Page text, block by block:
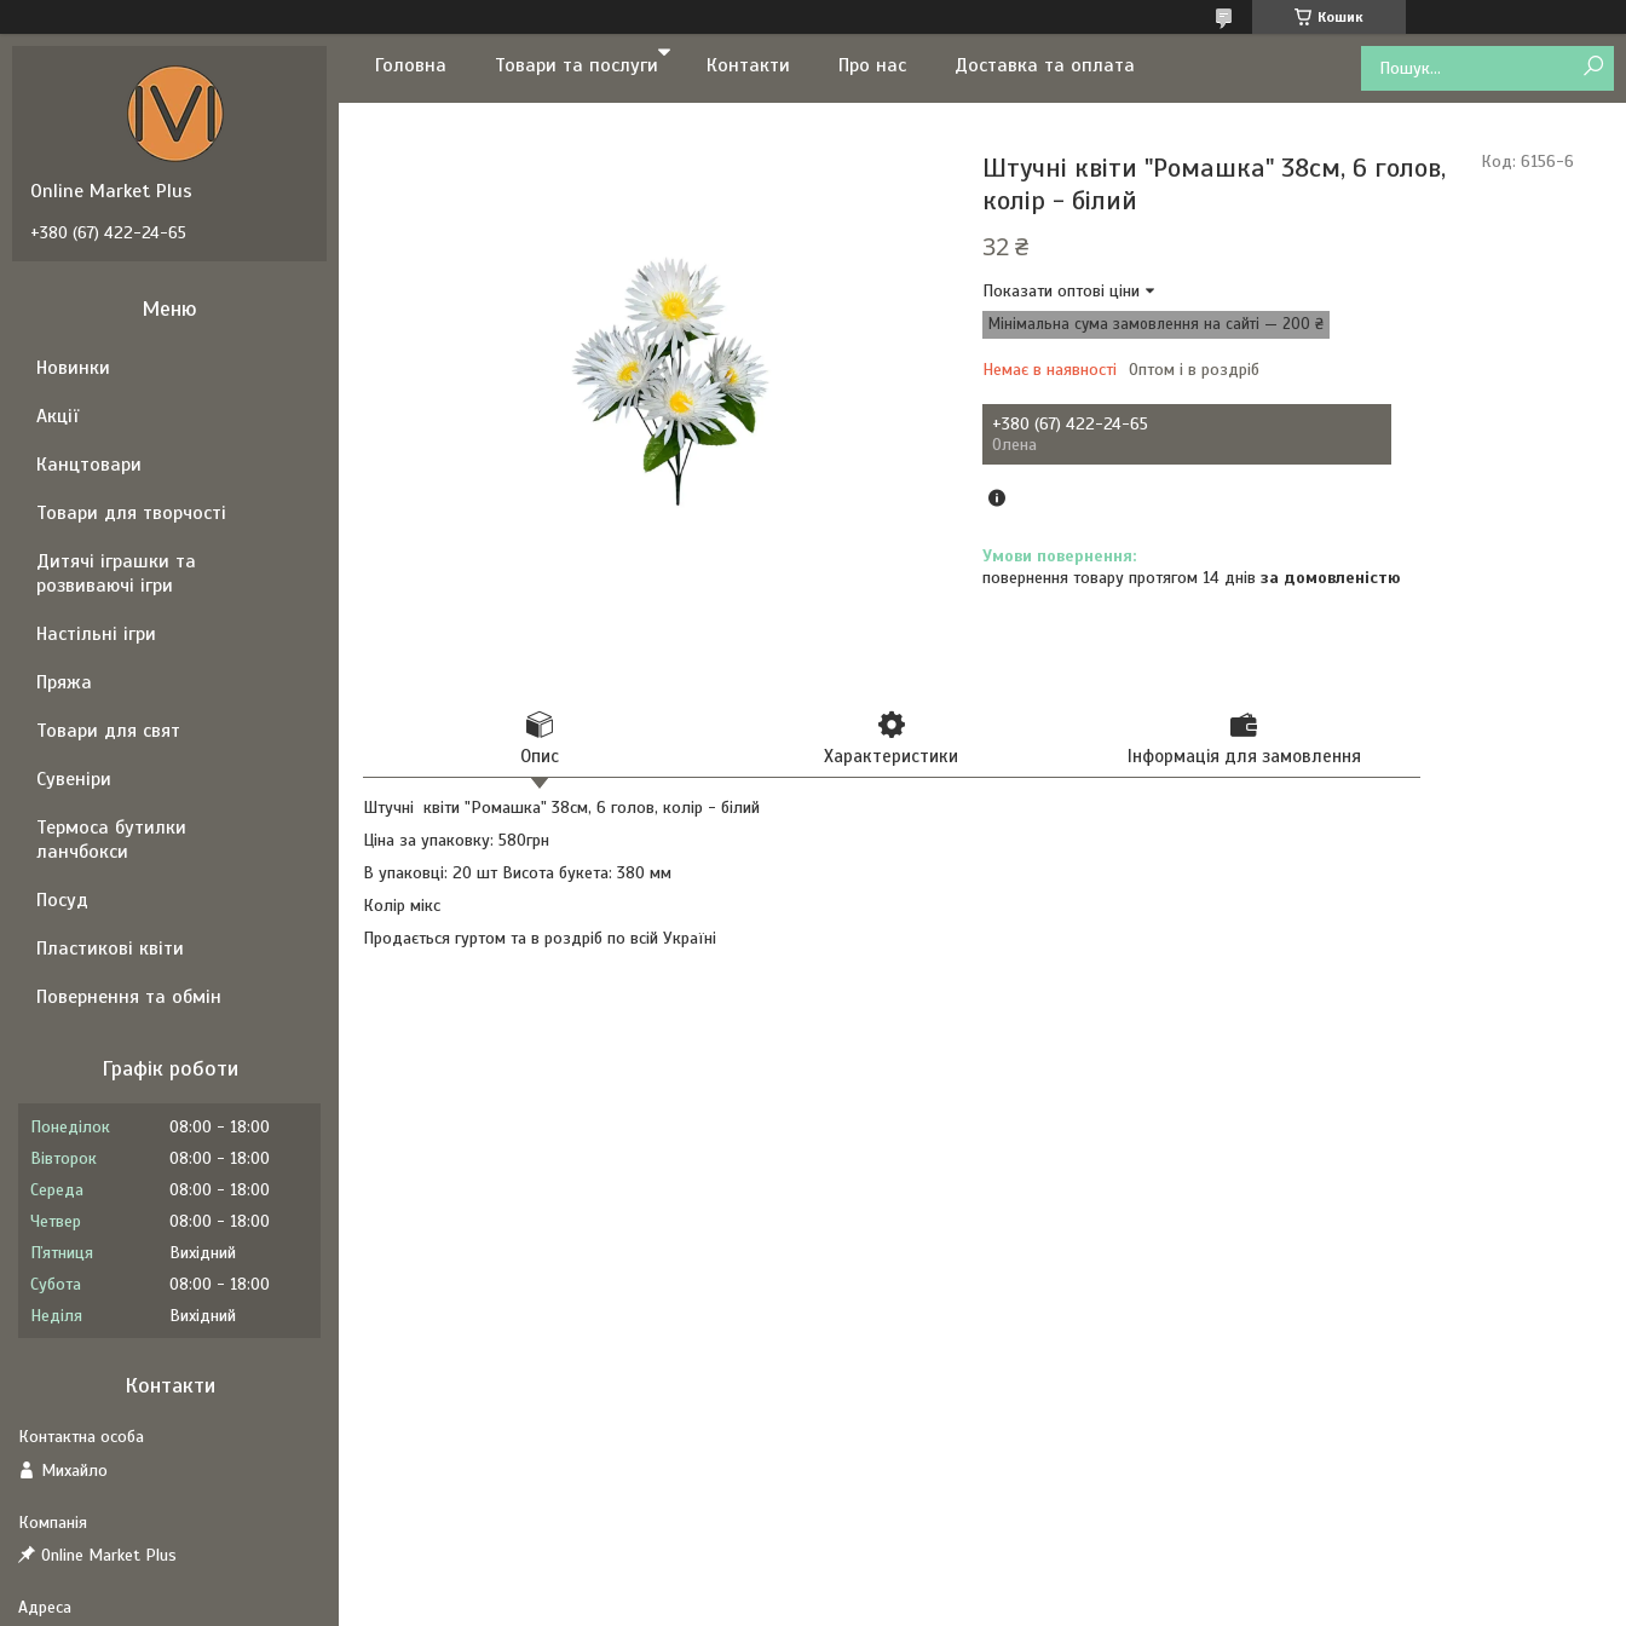
Кошик
Головна Товари та послуги Контакти Про нас Доставка та оплата
Штучні квіти "Ромашка" 38см, 6 голов,
колір - білий
32 ₴
Показати оптові ціни
Мінімальна сума замовлення на сайті — 200 ₴
Немає в наявності Оптом і в роздріб
Код: 6156-6
+380 (67) 422-24-65
Олена
повернення товару протягом 14 днів за домовленістю
Опис Характеристики Інформація для замовлення
Штучні квіти "Ромашка" 38см, 6 голов, колір - білий
Ціна за упаковку: 580грн
В упаковці: 20 шт Висота букета: 380 мм
Колір мікс
Продається гуртом та в роздріб по всій Україні
Online Market Plus
+380 (67) 422-24-65
Новинки
Акції
Канцтовари
Товари для творчості
Дитячі іграшки та
розвиваючі ігри
Настільні ігри
Пряжа
Товари для свят
Сувеніри
Термоса бутилки
ланчбокси
Посуд
Пластикові квіти
Повернення та обмін
Графік роботи
Понеділок 08:00
18:00
Вівторок
08:00
18:00
Середа
08:00
18:00
Четвер
08:00
18:00
Пʼятниця
Вихідний
Субота
08:00
18:00
Неділя
Вихідний
Контакти
Михайло
Online Market Plus